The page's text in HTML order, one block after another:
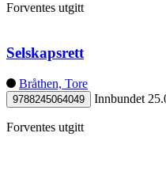
Forventes utgitt
Selskapsrett
Bråthen, Tore
9788245064049 Innbundet
Forventes utgitt